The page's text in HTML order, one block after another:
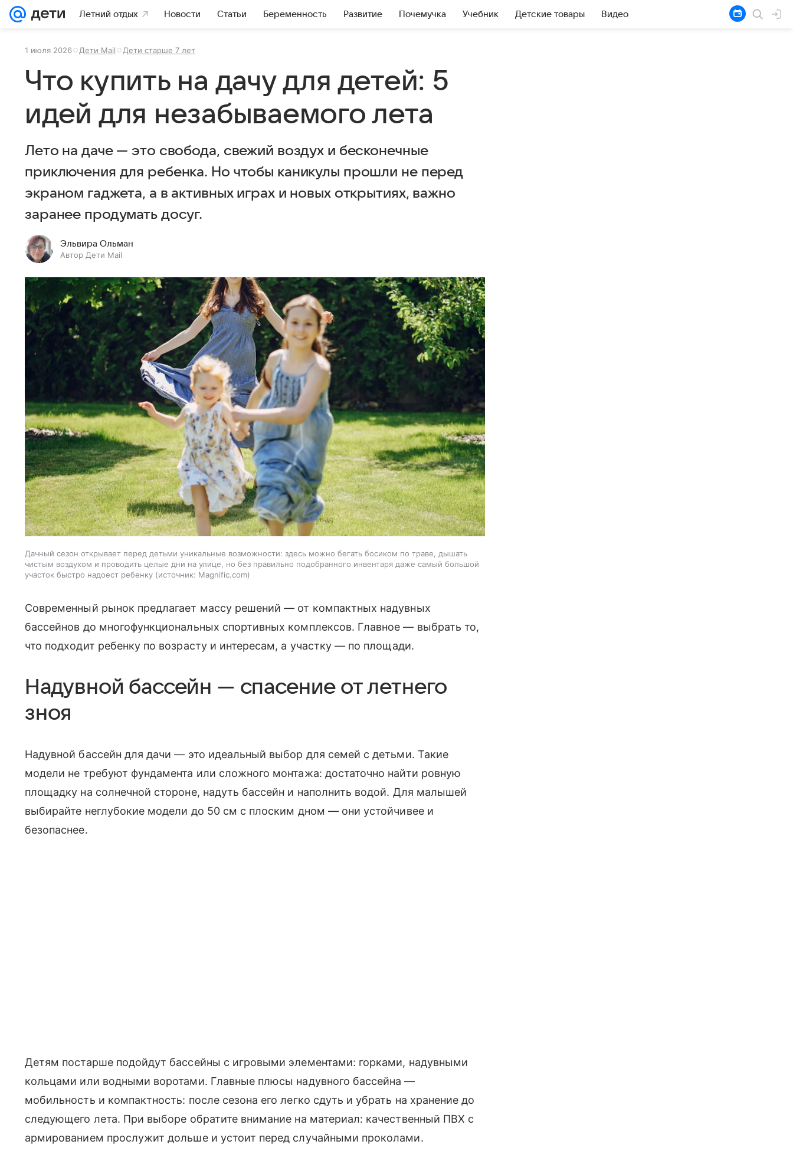
Летний отдых Новости Статьи Беременность Развитие Почемучка Учебник Детские товары Видео
1 июля 2026 Дети Mail Дети старше 7 лет
Что купить на дачу для детей: 5
идей для незабываемого лета
Лето на даче — это свобода, свежий воздух и бесконечные
приключения для ребенка. Но чтобы каникулы прошли не перед
экраном гаджета, а в активных играх и новых открытиях, важно
заранее продумать досуг.
Эльвира Ольман
Автор Дети Mail
Дачный сезон открывает перед детьми уникальные возможности: здесь можно бегать босиком по траве, дышать
чистым воздухом и проводить целые дни на улице, но без правильно подобранного инвентаря даже самый большой
участок быстро надоест ребенку
источник: Magnific.com
Современный рынок предлагает массу решений — от компактных надувных
бассейнов до многофункциональных спортивных комплексов. Главное — выбрать то,
что подходит ребенку по возрасту и интересам, а участку — по площади.
Надувной бассейн — спасение от летнего
зноя
Надувной бассейн для дачи — это идеальный выбор для семей с детьми. Такие
модели не требуют фундамента или сложного монтажа: достаточно найти ровную
площадку на солнечной стороне, надуть бассейн и наполнить водой. Для малышей
выбирайте неглубокие модели до 50 см с плоским дном — они устойчивее и
безопаснее.
Детям постарше подойдут бассейны с игровыми элементами: горками, надувными
кольцами или водными воротами. Главные плюсы надувного бассейна —
мобильность и компактность: после сезона его легко сдуть и убрать на хранение до
следующего лета. При выборе обратите внимание на материал: качественный ПВХ с
армированием прослужит дольше и устоит перед случайными проколами.